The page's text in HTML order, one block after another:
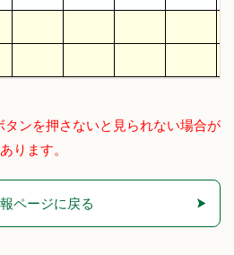
ンを押さないと見られない場合が
あります。
ページに戻る